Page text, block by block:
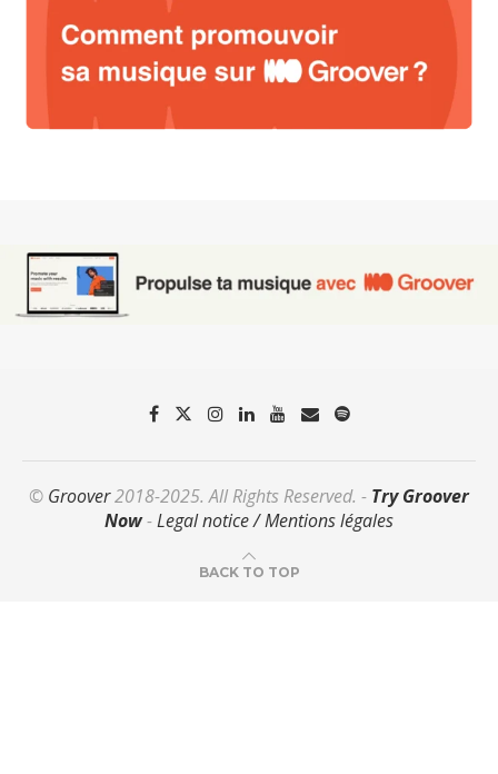
© Groover2018-2025. All Rights Reserved. - Try Groover
Now-Legal notice / Mentions légales
BACK TO TOP